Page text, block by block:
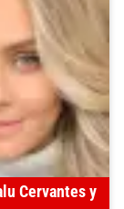
Cervantes y